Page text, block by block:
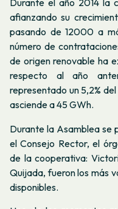
Durante el año 2014 la
afianzando su
pasando de 12000 a
número de
de origen renovable ha
respecto al año
representado un 5,2%
asciende a 45 GWh.
Durante la Asamblea se
el Consejo Rector, el
de la cooperativa:
Quijada, fueron los más
disponibles.